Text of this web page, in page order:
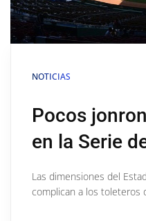
NOTICIAS
Pocos
en la Serie
Las dimensiones del
complican a los toleteros